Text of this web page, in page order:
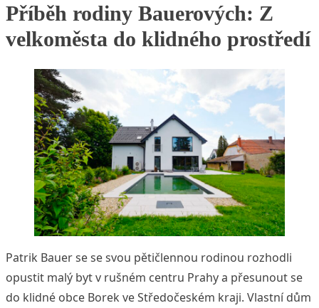
Příběh rodiny Bauerových: Z
velkoměsta do klidného prostředí
Patrik Bauer se se svou pětičlennou rodinou rozhodli
opustit malý byt v rušném centru Prahy a přesunout se
do klidné obce Borek ve Středočeském kraji. Vlastní dům